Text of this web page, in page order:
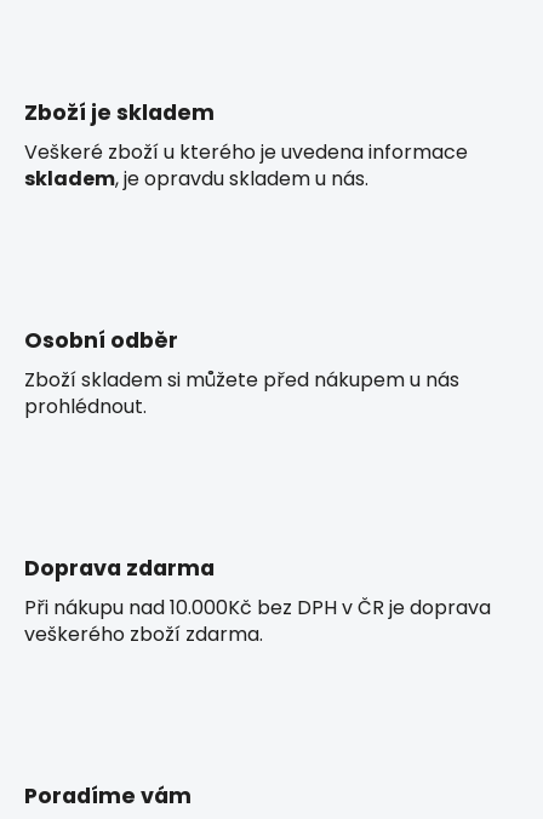
k
y
Zboží je skladem
Veškeré zboží u kterého je uvedena informace
skladem, je opravdu skladem u nás.
Osobní odběr
Zboží skladem si můžete před nákupem u nás
prohlédnout.
Doprava zdarma
Při nákupu nad 10.000Kč bez DPH v ČR je doprava
veškerého zboží zdarma.
Poradíme vám